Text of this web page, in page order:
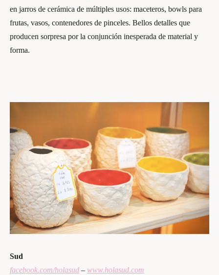
en jarros de cerámica de múltiples usos: maceteros, bowls para
frutas, vasos, contenedores de pinceles. Bellos detalles que
producen sorpresa por la conjunción inesperada de material y
forma.
Sud
facebook.com/holasud – www.holasud.com